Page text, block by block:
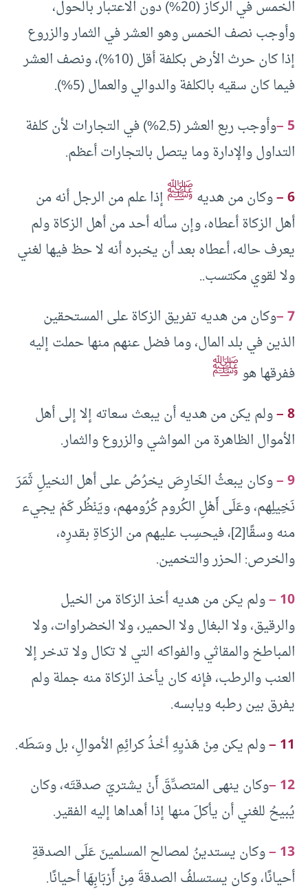
الخمس في الركاز (20%) دون الاعتبار بالحول،
وأوجب نصف الخمس وهو العشر في الثمار والزروع
إذا كان حرث الأرض بكلفة أقل (10%)، ونصف العشر
فيما كان سقيه بالكلفة والدوالي والعمال (5%).
5 –
وأوجب ربع العشر (2.5%) في التجارات لأن كلفة
التداول والإدارة وما يتصل بالتجارات أعظم.
6 – وكان من هديهﷺإذا علم من الرجل أنه من
أهل الزكاة أعطاه، وإن سأله أحد من أهل الزكاة ولم
يعرف حاله، أعطاه بعد أن يخبره أنه لا حظ فيها لغني
ولا لقوي مكتسب..
7 – وكان من هديه تفريق الزكاة على المستحقين
الذين في بلد المال، وما فضل عنهم منها حملت إليه
ففرقها هوﷺ
8 – ولم يكن من هديه أن يبعث سعاته إلا إلى أهل
الأموال الظاهرة من المواشي والزروع والثمار.
9 – وكان يبعثُ الخَارِصَ يخرُصُ على أهل النخيلِ ثَمَرَ
نَخِيلِهم، وعَلَى أَهْلِ الكُروم كُرُومهم، ويَنْظُر كَمْ يجيء
منه وسقًا[2]، فيحسِب عليهم من الزكاةِ بقدرِه،
والخرص: الحزر والتخمين.
10 –
ولم يكن من هديه أخذ الزكاة من الخيل
والرقيق، ولا البغال ولا الحمير، ولا الخضراوات، ولا
المباطخ والمقاثي والفواكه التي لا تكال ولا تدخر إلا
العنب والرطب، فإنه كان يأخذ الزكاة منه جملة ولم
يفرق بين رطبه ويابسه.
11 –
ولم يكن مِنْ هَدْيِهِ أخْذُ كرائِمِ الأموالِ، بل وسَطَه.
12 – وكان ينهى المتصدِّقَ أَنْ يشتريَ صدقتَه، وكان
يُبيحُ للغني أن يأكلَ منها إذا أهداها إليه الفقير.
13 –
وكان يستدينُ لمصالح المسلمينَ عَلَى الصدقةِ
أحيانًا، وكان يستسلفُ الصدقةَ مِنْ أَرْبَابِهَا أحيانًا.